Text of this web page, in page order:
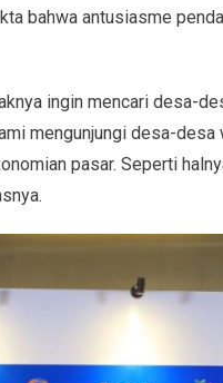
bahwa antusiasme
ingin mencari desa-
mengunjungi desa-
pasar. Seperti